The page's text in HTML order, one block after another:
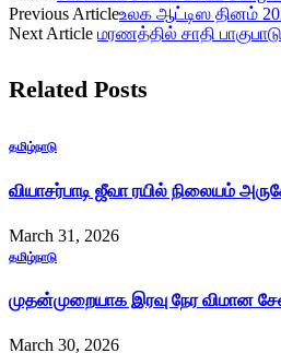
Previous Articleஉலக ஆட்டிஸ தினம்
Next Article மரணத்தில் சாதி
Related Posts
தமிழ்நாடு
வியாசர்பாடி ஜீவா ரயில் நிலையம்
March 31, 2026
தமிழ்நாடு
முதன்முறையாக இரவு நேர விமான
March 30, 2026